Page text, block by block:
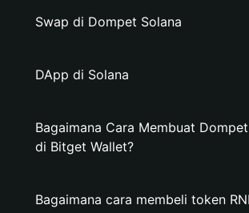
Swap di Dompet Solana
DApp di Solana
Bagaimana Cara Membuat Dompet
di Bitget Wallet?
Bagaimana cara membeli token